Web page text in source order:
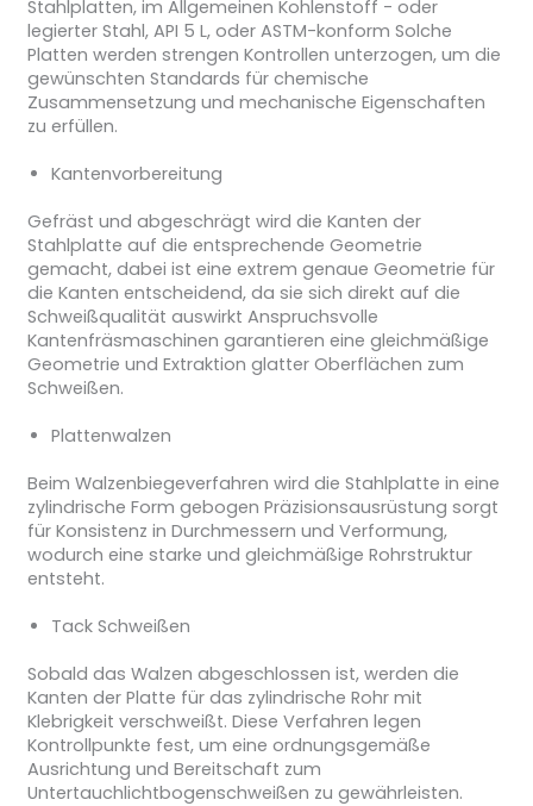
Stahlplatten, im Allgemeinen Kohlenstoff - oder
legierter Stahl, API 5 L, oder ASTM-konform Solche
Platten werden strengen Kontrollen unterzogen, um die
gewünschten Standards für chemische
Zusammensetzung und mechanische Eigenschaften
zu erfüllen.
Kantenvorbereitung
Gefräst und abgeschrägt wird die Kanten der
Stahlplatte auf die entsprechende Geometrie
gemacht, dabei ist eine extrem genaue Geometrie für
die Kanten entscheidend, da sie sich direkt auf die
Schweißqualität auswirkt Anspruchsvolle
Kantenfräsmaschinen garantieren eine gleichmäßige
Geometrie und Extraktion glatter Oberflächen zum
Schweißen.
Plattenwalzen
Beim Walzenbiegeverfahren wird die Stahlplatte in eine
zylindrische Form gebogen Präzisionsausrüstung sorgt
für Konsistenz in Durchmessern und Verformung,
wodurch eine starke und gleichmäßige Rohrstruktur
entsteht.
Tack Schweißen
Sobald das Walzen abgeschlossen ist, werden die
Kanten der Platte für das zylindrische Rohr mit
Klebrigkeit verschweißt. Diese Verfahren legen
Kontrollpunkte fest, um eine ordnungsgemäße
Ausrichtung und Bereitschaft zum
Untertauchlichtbogenschweißen zu gewährleisten.